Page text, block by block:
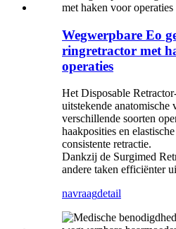
Wegwerpbare Eo
ringretractor met
operaties
Het Disposable
uitstekende anatomische
verschillende soorten
haakposities en
consistente retractie.
Dankzij de Surgimed
andere taken efficiënter
navraagdetail